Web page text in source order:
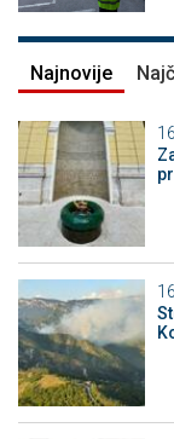
Najnovije